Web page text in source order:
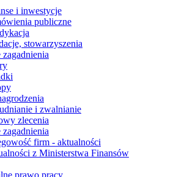
i inwestycje
publiczne
stowarzyszenia
zagadnienia
i zwalnianie
zlecenia
zagadnienia
firm - aktualności
z Ministerstwa Finansów
prawo pracy